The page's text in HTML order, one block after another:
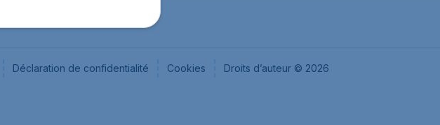
Déclaration de confidentialité Cookies Droits d’auteur © 2026